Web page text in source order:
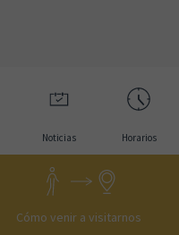
Noticias Horarios
Cómo venir a visitarnos